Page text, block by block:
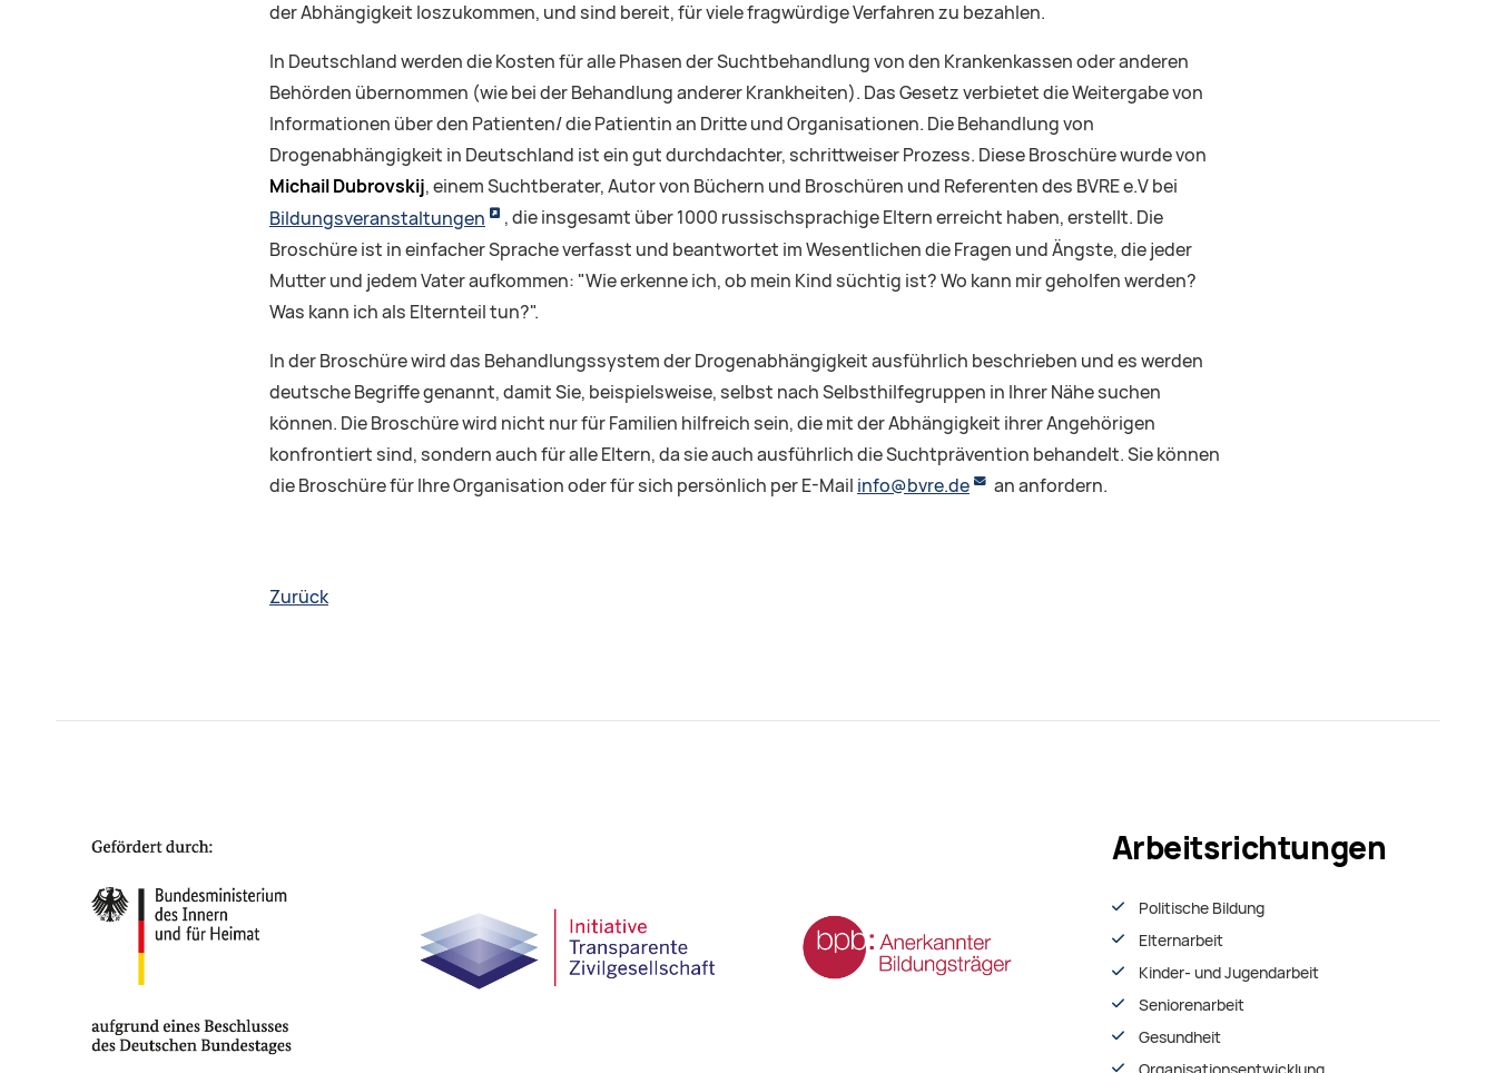
der Abhängigkeit loszukommen, und sind bereit, für viele fragwürdige Verfahren zu bezahlen.
In Deutschland werden die Kosten für alle Phasen der Suchtbehandlung von den Krankenkassen oder anderen
Behörden übernommen (wie bei der Behandlung anderer Krankheiten). Das Gesetz verbietet die Weitergabe von
Informationen über den Patienten/ die Patientin an Dritte und Organisationen. Die Behandlung von
Drogenabhängigkeit in Deutschland ist ein gut durchdachter, schrittweiser Prozess. Diese Broschüre wurde von
Michail Dubrovskij, einem Suchtberater, Autor von Büchern und Broschüren und Referenten des BVRE e.V bei
Bildungsveranstaltungen
, die insgesamt über 1000 russischsprachige Eltern erreicht haben, erstellt. Die
Broschüre ist in einfacher Sprache verfasst und beantwortet im Wesentlichen die Fragen und Ängste, die jeder
Mutter und jedem Vater aufkommen: "Wie erkenne ich, ob mein Kind süchtig ist? Wo kann mir geholfen werden?
Was kann ich als Elternteil tun?".
In der Broschüre wird das Behandlungssystem der Drogenabhängigkeit ausführlich beschrieben und es werden
deutsche Begriffe genannt, damit Sie, beispielsweise, selbst nach Selbsthilfegruppen in Ihrer Nähe suchen
können. Die Broschüre wird nicht nur für Familien hilfreich sein, die mit der Abhängigkeit ihrer Angehörigen
konfrontiert sind, sondern auch für alle Eltern, da sie auch ausführlich die Suchtprävention behandelt. Sie können
die Broschüre für Ihre Organisation oder für sich persönlich per E-Mail info@bvre.de an anfordern.
Zurück
Arbeitsrichtungen
Politische Bildung
Elternarbeit
Kinder- und Jugendarbeit
Seniorenarbeit
Gesundheit